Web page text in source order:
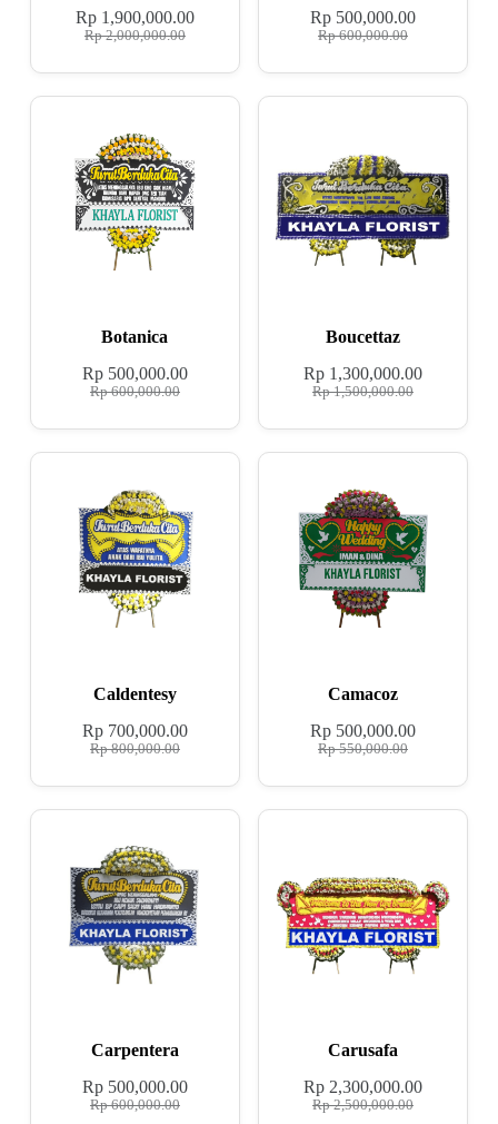
Rp2,000,000.00
Rp1,900,000.00
Rp600,000.00
Rp 500,000.00
Botanica
Rp600,000.00
Rp500,000.00
Boucettaz
Rp1,500,000.00
Rp 1,300,000.00
Caldentesy
Rp800,000.00
Rp700,000.00
Camacoz
Rp550,000.00
Rp 500,000.00
Carpentera
Rp600,000.00
Rp500,000.00
Carusafa
Rp2,500,000.00
Rp 2,300,000.00